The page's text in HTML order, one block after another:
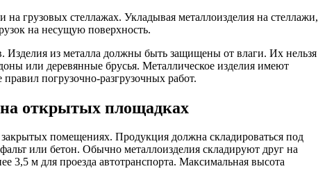
на грузовых стеллажах. Укладывая металлоизделия на стеллажи,
на несущую поверхность.
Изделия из металла должны быть защищены от влаги. Их нельзя
или деревянные брусья. Металлическое изделия имеют
погрузочно-разгрузочных работ.
на открытых площадках
помещениях. Продукция должна складироваться под
или бетон. Обычно металлоизделия складируют друг на
3,5 м для проезда автотранспорта. Максимальная высота